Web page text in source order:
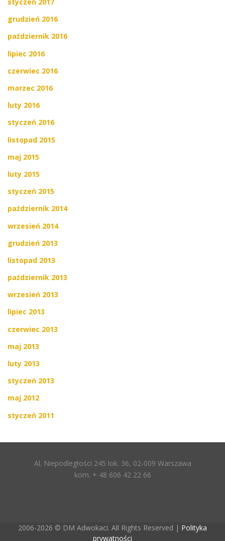
grudzień 2016
październik 2016
lipiec 2016
czerwiec 2016
marzec 2016
luty 2016
styczeń 2016
listopad 2015
maj 2015
luty 2015
styczeń 2015
październik 2014
wrzesień 2014
grudzień 2013
listopad 2013
październik 2013
wrzesień 2013
lipiec 2013
czerwiec 2013
maj 2013
luty 2013
styczeń 2013
maj 2012
styczeń 2011
Al. Niepodległości 245 lok. 36, 02-009 Warszawa
kom. + 48 606 42 22 66
2006-2026 © DM Adwokaci. All Rights Reserved | Polityka
prywatności